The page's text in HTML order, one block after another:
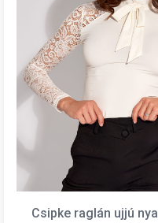
Csipke raglán ujjú